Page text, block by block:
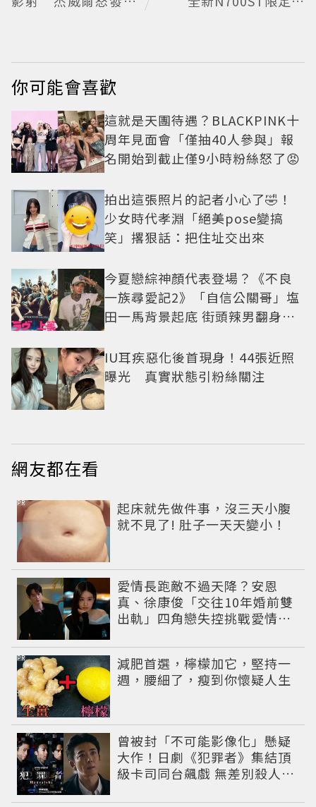
你可能會喜歡
這就是天團待遇？BLACKPINK十
周年見面會「僅抽40人參與」報
名開始到截止僅9小時粉絲怒了😡
拍出這張照片的記者小心了🤣！
少女時代孝淵「絕美pose變搞
笑」撂狠話：把住址交出來
今夏戀綜神顏代表登場？《不良
一族尋愛記2》「自信公關哥」塩
田一馬背景起底 街頭辣男翻身當
IU耳疾惡化後首現身！44張近照
曝光 真實狀態引粉絲關注
網友都在看
起床就先做件事，沒三天小腹
就不見了! 肚子一天天變小！
PR
愛情長跑敵不過天降？安恩
真、徐康俊「交往10年婚前雙
出軌」四角戀失控挑戰愛情底
減肥首選，檸檬加它，堅持一
週，腰細了，瘦到你懷疑人生
PR
曾被封「不可能影像化」懸疑
大作！日劇《犯罪者》集結頂
級卡司同台飆戲 無差別殺人案